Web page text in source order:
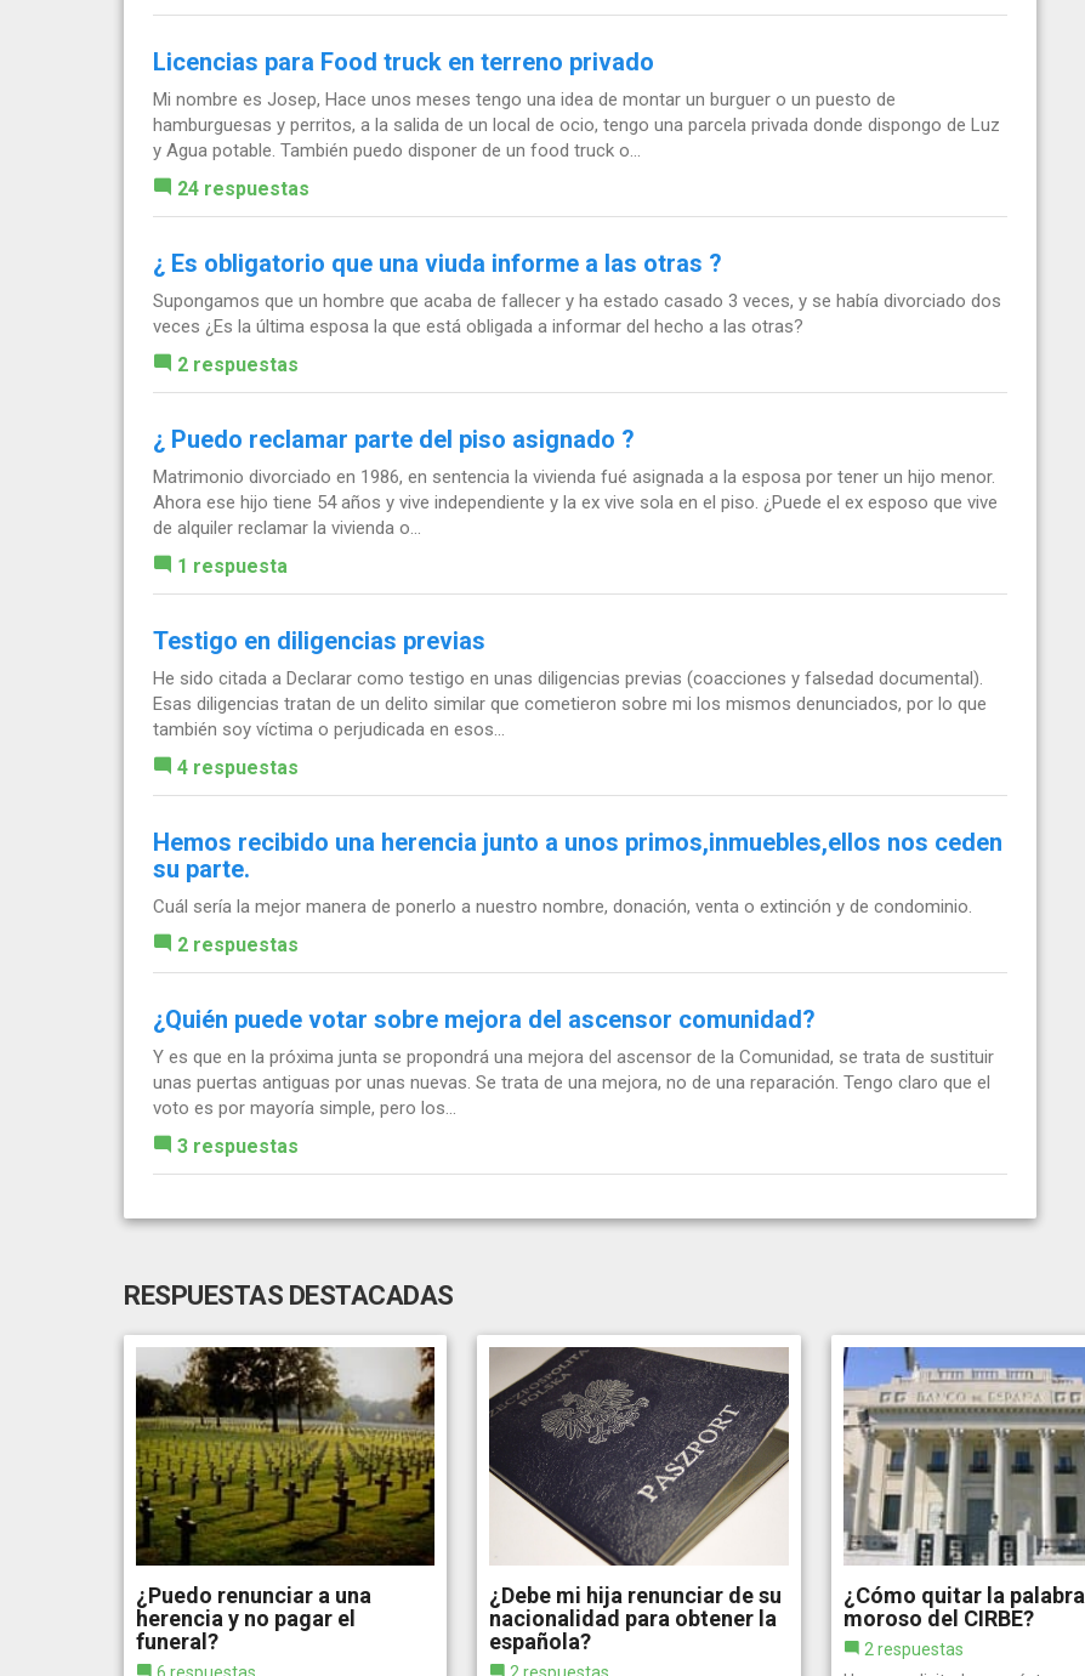
Licencias para Food truck en terreno privado
Mi nombre es Josep, Hace unos meses tengo una idea de montar un burguer o un puesto de
hamburguesas y perritos, a la salida de un local de ocio, tengo una parcela privada donde dispongo de Luz
y Agua potable. También puedo disponer de un food truck o...
24 respuestas
¿ Es obligatorio que una viuda informe a las otras ?
Supongamos que un hombre que acaba de fallecer y ha estado casado 3 veces, y se había divorciado dos
veces ¿Es la última esposa la que está obligada a informar del hecho a las otras?
2 respuestas
¿ Puedo reclamar parte del piso asignado ?
Matrimonio divorciado en 1986, en sentencia la vivienda fué asignada a la esposa por tener un hijo menor.
Ahora ese hijo tiene 54 años y vive independiente y la ex vive sola en el piso. ¿Puede el ex esposo que vive
de alquiler reclamar la vivienda o...
1 respuesta
Testigo en diligencias previas
He sido citada a Declarar como testigo en unas diligencias previas (coacciones y falsedad documental).
Esas diligencias tratan de un delito similar que cometieron sobre mi los mismos denunciados, por lo que
también soy víctima o perjudicada en esos...
4 respuestas
Hemos recibido una herencia junto a unos primos,inmuebles,ellos nos ceden
su parte.
Cuál sería la mejor manera de ponerlo a nuestro nombre, donación, venta o extinción y de condominio.
2 respuestas
¿Quién puede votar sobre mejora del ascensor comunidad?
Y es que en la próxima junta se propondrá una mejora del ascensor de la Comunidad, se trata de sustituir
unas puertas antiguas por unas nuevas. Se trata de una mejora, no de una reparación. Tengo claro que el
voto es por mayoría simple, pero los...
3 respuestas
RESPUESTAS DESTACADAS
¿Puedo renunciar a una
herencia y no pagar el
funeral?
6 respuestas
¿Debe mi hija renunciar de su
nacionalidad para obtener la
española?
2 respuestas
¿Cómo quitar la palabra
moroso del CIRBE?
2 respuestas